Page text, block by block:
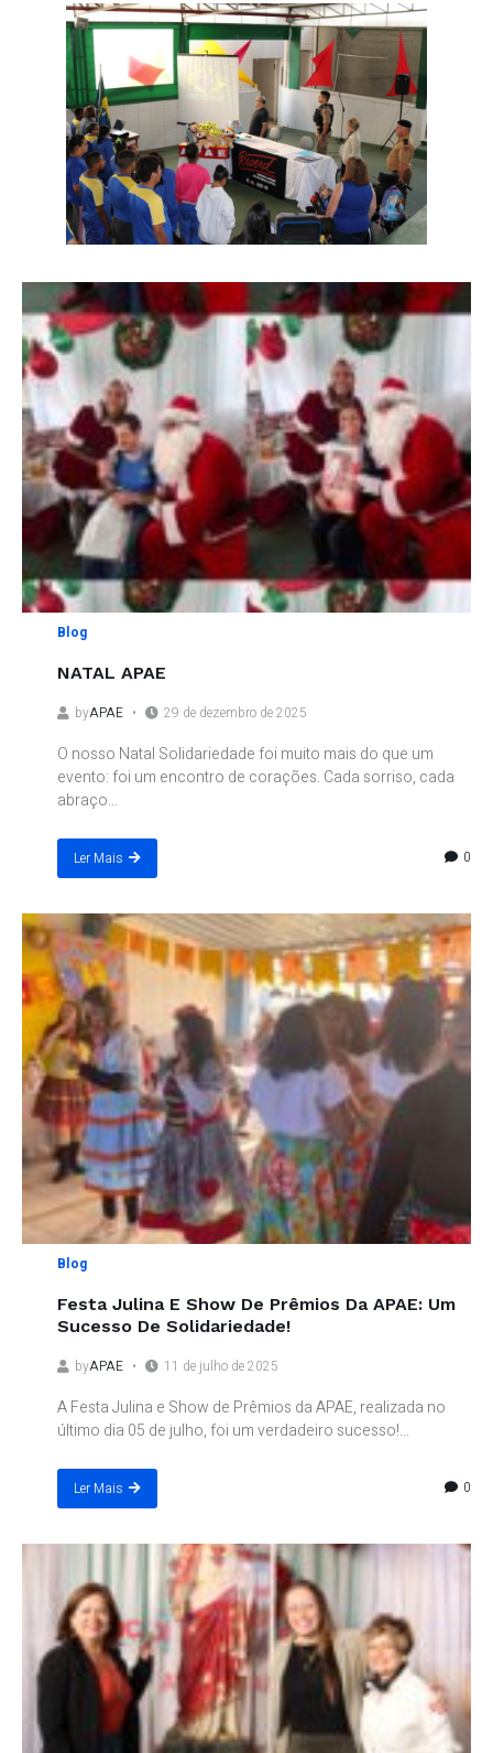
Blog
NATAL APAE
byAPAE 29 de dezembro de 2025
O nosso Natal Solidariedade foi muito mais do que um
evento: foi um encontro de corações. Cada sorriso, cada
abraço...
Ler Mais 0
Blog
Festa Julina E Show De Prêmios Da APAE: Um
Sucesso De Solidariedade!
byAPAE 11 de julho de 2025
A Festa Julina e Show de Prêmios da APAE, realizada no
último dia 05 de julho, foi um verdadeiro sucesso!...
Ler Mais 0